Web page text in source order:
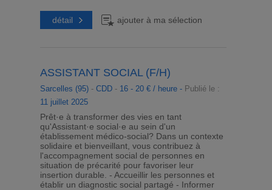
détail ajouter à ma sélection
ASSISTANT SOCIAL (F/H)
Sarcelles (95)- CDD - 16 - 20 € / heure - Publié le :
11 juillet 2025
Prêt·e à transformer des vies en tant
qu'Assistant·e social·e au sein d'un
établissement médico-social? Dans un contexte
solidaire et bienveillant, vous contribuez à
l'accompagnement social de personnes en
situation de précarité pour favoriser leur
insertion durable. - Accueillir les personnes et
établir un diagnostic social partagé - Informer